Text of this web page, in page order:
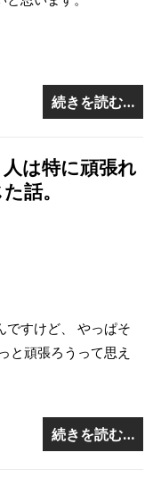
続きを読む…
は特に頑張れ
話。
ですけど、 やっぱそ
と頑張ろうって思え
続きを読む…